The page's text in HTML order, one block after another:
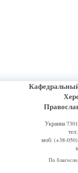
Украина
моб: (+38-
По